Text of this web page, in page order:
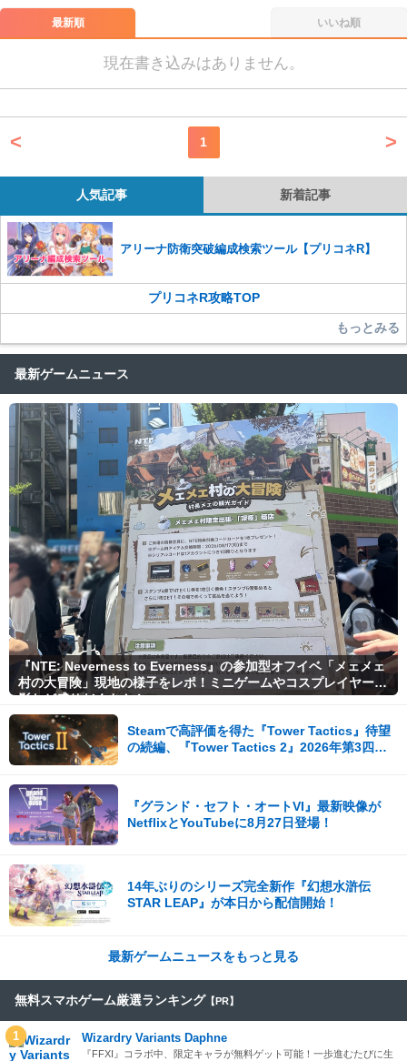
った場合は、法的措置をとらせていただく場合もございますので、あら
かじめご理解くださいませ。
最新順 いいね順
現在書き込みはありません。
< 1 >
人気記事 新着記事
アリーナ防衛突破編成検索ツール【プリコネR】
プリコネR攻略TOP
もっとみる
最新ゲームニュース
『NTE: Neverness to Everness』の参加型オフイベ「メェメェ
村の大冒険」現地の様子をレポ！ミニゲームやコスプレイヤー撮
影など盛りだくさん！
Steamで高評価を得た『Tower Tactics』待望
の続編、『Tower Tactics 2』2026年第3四半
『グランド・セフト・オートVI』最新映像が
NetflixとYouTubeに8月27日登場！
14年ぶりのシリーズ完全新作『幻想水滸伝
STAR LEAP』が本日から配信開始！
最新ゲームニュースをもっと見る
無料スマホゲーム厳選ランキング 【PR】
1 Wizardry Variants Daphne
『FFXI』コラボ中、限定キャラが無料ゲット可能！一歩進むたびに生